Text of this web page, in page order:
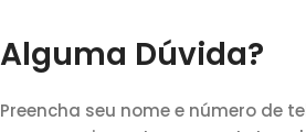
Alguma Dúvida?
Preencha seu nome e número de